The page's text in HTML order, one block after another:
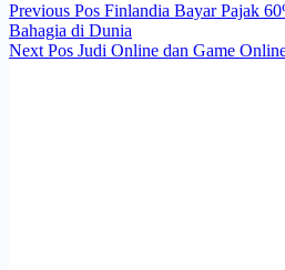
Previous Pos Finlandia Bayar Pajak
Bahagia di Dunia
Next Pos Judi Online dan Game